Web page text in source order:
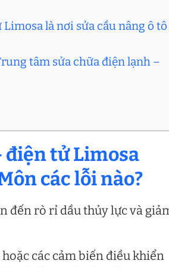
là nơi sửa cầu nâng ô tô
tâm sửa chữa điện lạnh –
điện tử Limosa
các lỗi nào?
đến rò rỉ dầu thủy lực và
các cảm biến điều khiển